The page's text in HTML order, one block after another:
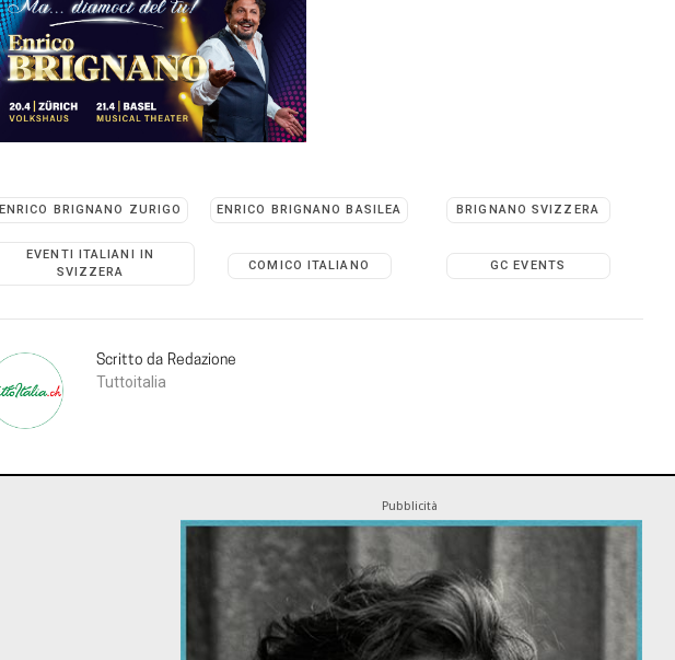
ENRICO BRIGNANO ZURIGO ENRICO BRIGNANO BASILEA BRIGNANO SVIZZERA
EVENTI ITALIANI IN
SVIZZERA
COMICO ITALIANO GC EVENTS
Scritto da Redazione
Tuttoitalia
Pubblicità